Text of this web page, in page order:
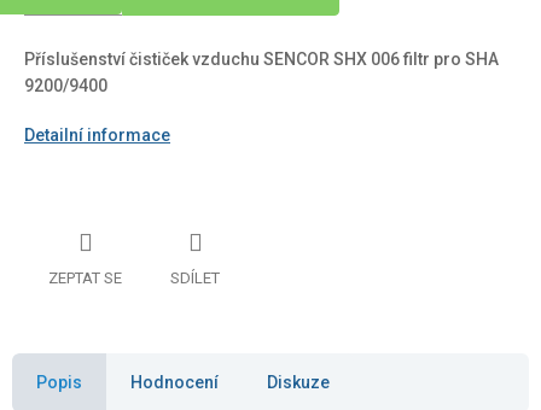
Příslušenství čističek vzduchu SENCOR SHX 006 filtr pro SHA
9200/9400
Detailní informace
ZEPTAT SE SDÍLET
Popis Hodnocení Diskuze